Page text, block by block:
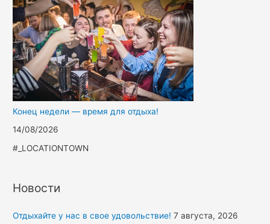
Конец недели — время для отдыха!
14/08/2026
#_LOCATIONTOWN
Новости
Отдыхайте у нас в свое удовольствие! 7 августа, 2026